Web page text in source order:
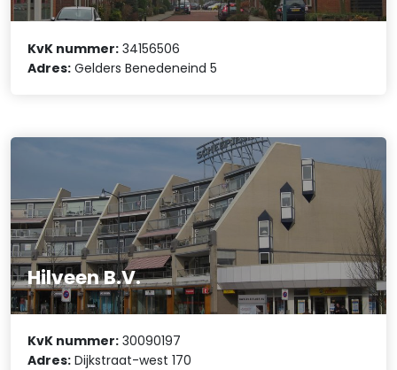
KvK nummer: 34156506
Adres: Gelders Benedeneind 5
Hilveen B.V.
KvK nummer: 30090197
Adres: Dijkstraat-west 170